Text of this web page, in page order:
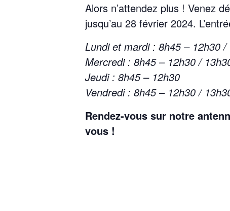
Alors n’attendez plus ! Venez
jusqu’au 28 février 2024.
Lundi et mardi : 8h45 – 12h30
Mercredi : 8h45 – 12h30 /
Jeudi : 8h45 – 12h30
Vendredi : 8h45 – 12h30 /
Rendez-vous sur notre a
vous !